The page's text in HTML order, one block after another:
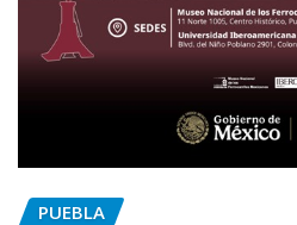
PUEBLA